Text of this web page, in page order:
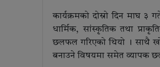
कार्यक्रमको दोस्रो दिन माघ ३
धार्मिक, सांस्कृतिक तथा
छलफल गरिएको थियो । साथै
बनाउने विषयमा समेत व्यापक